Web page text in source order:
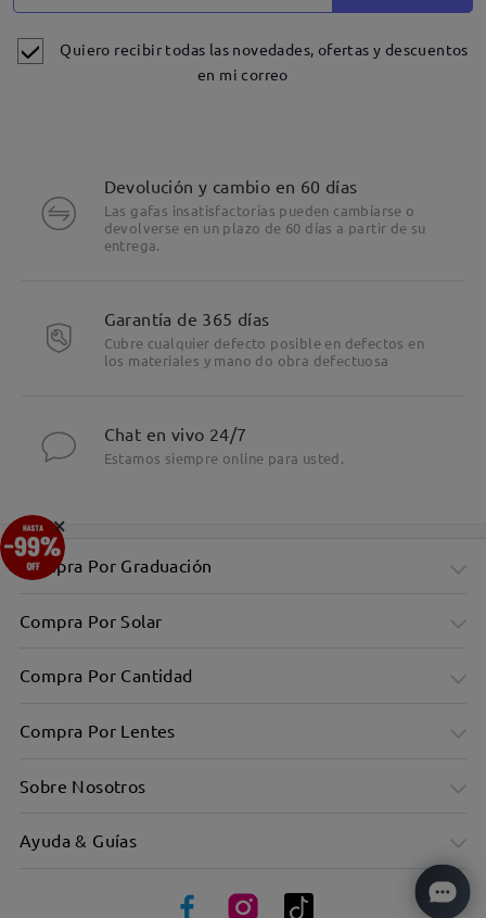
Quiero recibir todas las novedades, ofertas y descuentos
en mi correo
Devolución y cambio en 60 días
Las gafas insatisfactorias pueden cambiarse o
devolverse en un plazo de 60 días a partir de su
entrega.
Garantía de 365 días
Cubre cualquier defecto posible en defectos en
los materiales y mano do obra defectuosa
Chat en vivo 24/7
Estamos siempre online para usted.
Compra Por Graduación
Compra Por Solar
Compra Por Cantidad
Compra Por Lentes
Sobre Nosotros
Ayuda & Guías
×